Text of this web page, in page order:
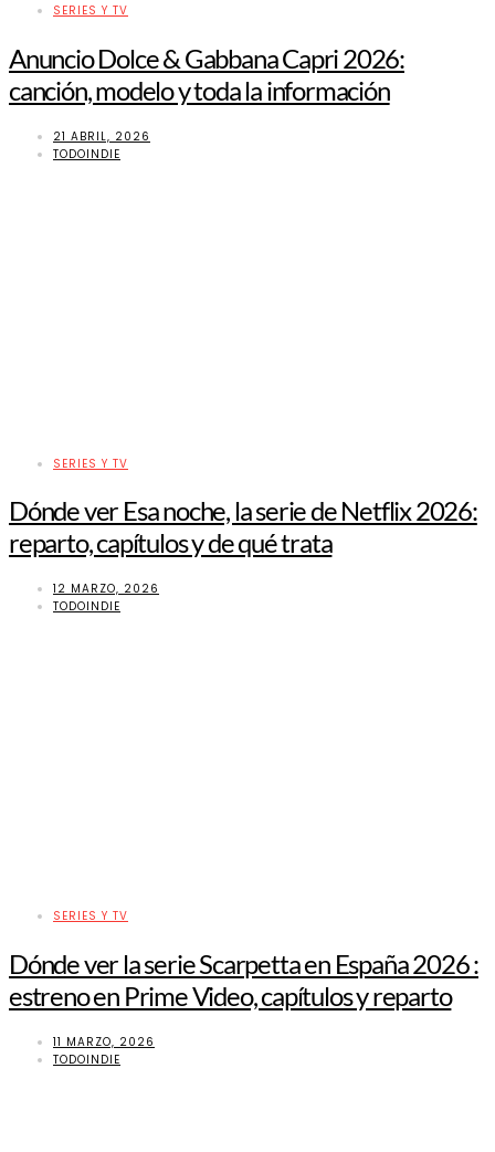
SERIES Y TV
Anuncio Dolce & Gabbana Capri 2026:
canción, modelo y toda la información
21 ABRIL, 2026
TODOINDIE
SERIES Y TV
Dónde ver Esa noche, la serie de Netflix 2026:
reparto, capítulos y de qué trata
12 MARZO, 2026
TODOINDIE
SERIES Y TV
Dónde ver la serie Scarpetta en España 2026 :
estreno en Prime Video, capítulos y reparto
11 MARZO, 2026
TODOINDIE